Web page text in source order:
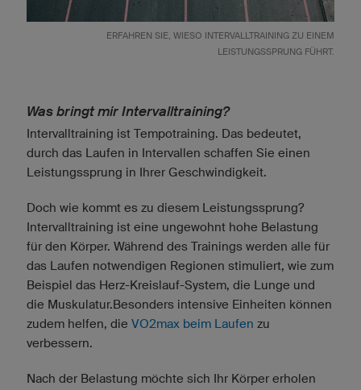
ERFAHREN SIE, WIESO INTERVALLTRAINING ZU EINEM
LEISTUNGSSPRUNG FÜHRT.
Was bringt mir Intervalltraining?
Intervalltraining ist Tempotraining. Das bedeutet,
durch das Laufen in Intervallen schaffen Sie einen
Leistungssprung in Ihrer Geschwindigkeit.
Doch wie kommt es zu diesem Leistungssprung?
Intervalltraining ist eine ungewohnt hohe Belastung
für den Körper. Während des Trainings werden alle für
das Laufen notwendigen Regionen stimuliert, wie zum
Beispiel das Herz-Kreislauf-System, die Lunge und
die Muskulatur.Besonders intensive Einheiten können
zudem helfen, die VO2max beim Laufen zu
verbessern.
Nach der Belastung möchte sich Ihr Körper erholen